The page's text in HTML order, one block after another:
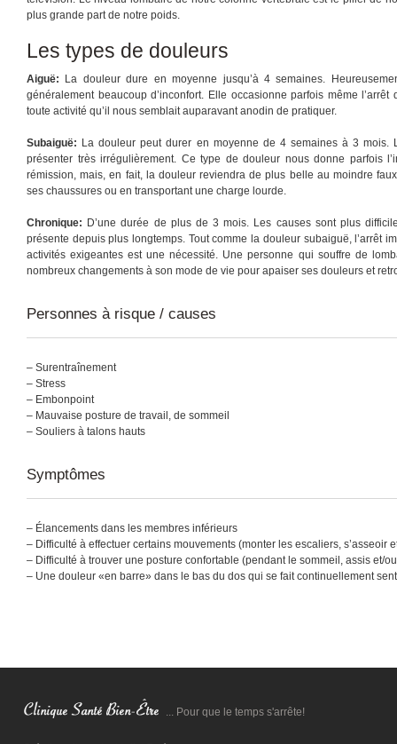
plus grande part de notre poids.
Les types de douleurs
Aiguë: La douleur dure en moyenne jusqu’à 4 semaines.
généralement beaucoup d’inconfort. Elle occasionne parfois même
toute activité qu’il nous semblait auparavant anodin de pratiquer.
Subaiguë: La douleur peut durer en moyenne de 4 semaines à 3 mois.
présenter très irrégulièrement. Ce type de douleur nous donne parfois
rémission, mais, en fait, la douleur reviendra de plus belle au moindre
ses chaussures ou en transportant une charge lourde.
Chronique: D’une durée de plus de 3 mois. Les causes sont plus
présente depuis plus longtemps. Tout comme la douleur subaiguë, l’arrêt
activités exigeantes est une nécessité. Une personne qui souffre de
nombreux changements à son mode de vie pour apaiser ses douleurs et
Personnes à risque / causes
– Surentraînement
– Stress
– Embonpoint
– Mauvaise posture de travail, de sommeil
– Souliers à talons hauts
Symptômes
– Élancements dans les membres inférieurs
– Difficulté à effectuer certains mouvements (monter les escaliers, s’asseoir
– Difficulté à trouver une posture confortable (pendant le sommeil, assis et/
– Une douleur «en barre» dans le bas du dos qui se fait continuellement
... Pour que le temps s'arrête!